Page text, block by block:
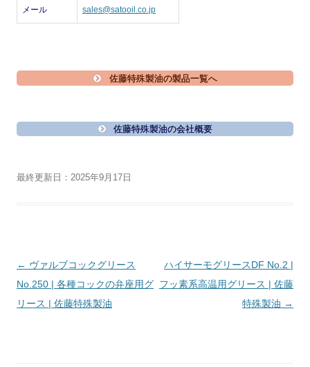
メール sales@satooil.co.jp
佐藤特殊製油の製品一覧へ
佐藤特殊製油の会社概要
最終更新日：2025年9月17日
投
稿
ナ
← ヴァルブコックグリース
No.250 | 各種コックの弁座用グ
リース | 佐藤特殊製油
ハイサーモグリースDF No.2 |
フッ素系高温用グリース | 佐藤
特殊製油 →